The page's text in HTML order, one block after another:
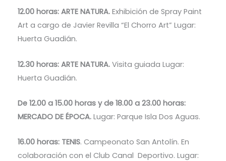
12.00 horas: ARTE NATURA.Exhibición de Spray Paint
Art a cargo de Javier Revilla “El Chorro Art” Lugar:
Huerta Guadián.
12.30 horas: ARTE NATURA.Visita guiada Lugar:
Huerta Guadián.
De 12.00 a 15.00 horas y de 18.00 a 23.00 horas:
MERCADO DE ÉPOCA.Lugar: Parque Isla Dos Aguas.
16.00 horas: TENIS. Campeonato San Antolín. En
colaboración con el Club Canal Deportivo. Lugar: